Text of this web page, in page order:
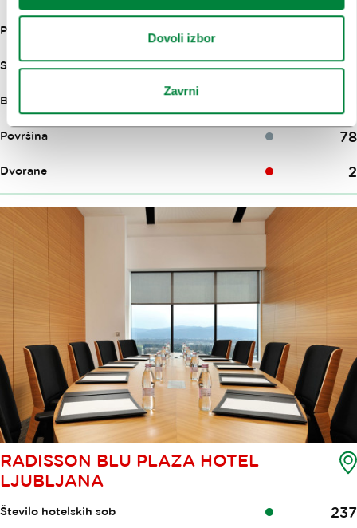
Dovoli izbor
Zavrni
Postavitev razred
Sprejem 70
Banket
Površina 78
Dvorane 2
RADISSON BLU PLAZA HOTEL
LJUBLJANA
Število hotelskih sob 237